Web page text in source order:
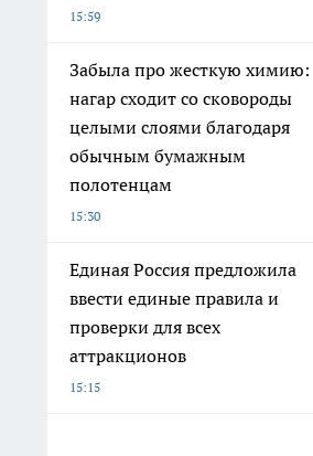
15:59
Забыла про жесткую химию:
нагар сходит со сковороды
целыми слоями благодаря
обычным бумажным
полотенцам
15:30
Единая Россия предложила
ввести единые правила и
проверки для всех
аттракционов
15:15